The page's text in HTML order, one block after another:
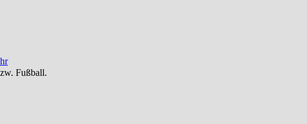
Fußball.